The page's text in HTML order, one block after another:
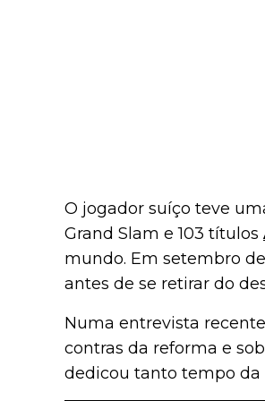
O jogador suíço teve
Grand Slam e 103 títulos
mundo. Em setembro
antes de se retirar do
Numa entrevista
contras da reforma e
dedicou tanto tempo da